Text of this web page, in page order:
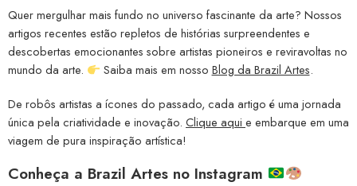
Quer mergulhar mais fundo no universo fascinante da arte? Nossos
artigos recentes estão repletos de histórias surpreendentes e
descobertas emocionantes sobre artistas pioneiros e reviravoltas no
mundo da arte.
Saiba mais em nosso Blog da Brazil Artes.
De robôs artistas a ícones do passado, cada artigo é uma jornada
única pela criatividade e inovação. Clique aqui e embarque em uma
viagem de pura inspiração artística!
Conheça a Brazil Artes no Instagram